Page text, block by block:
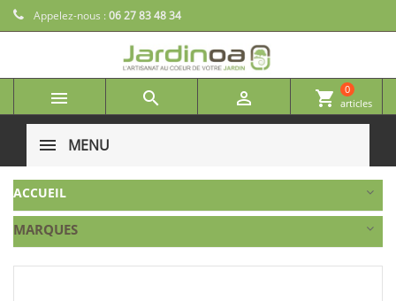
Appelez-nous :06 27 83 48 34
   shopping_cart
0
articles
MENU
ACCUEIL
MARQUES